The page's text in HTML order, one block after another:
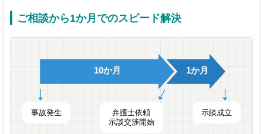
ご相談から1か月でのスピード解決
10か月 1か月
事故発生
弁護士依頼
示談交渉開始
示談成立